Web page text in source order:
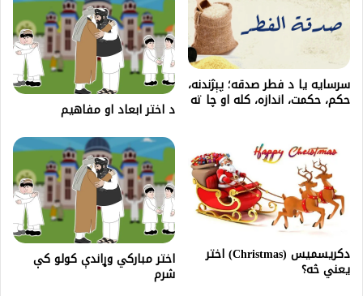
سرسايه يا د فطر صدقه؛ پېژندنه،
حکم، حکمت، اندازه، کله او چا ته د اختر ابعاد او مفاهيم
دکريسميس (Christmas) اختر
يعني څه؟ اختر مبارکي وړاندې کولو کې
شرم